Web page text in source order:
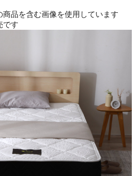
品を含む画像を使用しています
です